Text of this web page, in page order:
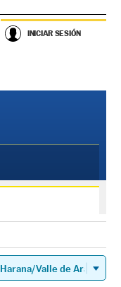
INICIAR SESIÓN